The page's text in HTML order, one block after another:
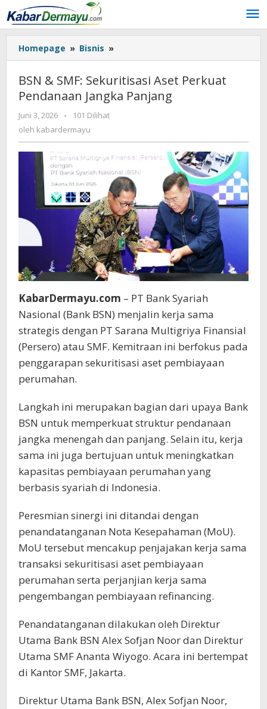
Lewati
ke
konten
Homepage » Bisnis »
&
Sekuritisasi
Aset
BSN & SMF: Sekuritisasi Aset Perkuat
Pendanaan Jangka Panjang
Juni 3, 2026
oleh
kabardermayu
-
101 Dilihat
oleh kabardermayu
KabarDermayu.com – PT Bank Syariah
Nasional (Bank BSN) menjalin kerja sama
strategis dengan PT Sarana Multigriya Finansial
(Persero) atau SMF. Kemitraan ini berfokus pada
penggarapan sekuritisasi aset pembiayaan
perumahan.
Langkah ini merupakan bagian dari upaya Bank
BSN untuk memperkuat struktur pendanaan
jangka menengah dan panjang. Selain itu, kerja
sama ini juga bertujuan untuk meningkatkan
kapasitas pembiayaan perumahan yang
berbasis syariah di Indonesia.
Peresmian sinergi ini ditandai dengan
penandatanganan Nota Kesepahaman (MoU).
MoU tersebut mencakup penjajakan kerja sama
transaksi sekuritisasi aset pembiayaan
perumahan serta perjanjian kerja sama
pengembangan pembiayaan refinancing.
Penandatanganan dilakukan oleh Direktur
Utama Bank BSN Alex Sofjan Noor dan Direktur
Utama SMF Ananta Wiyogo. Acara ini bertempat
di Kantor SMF, Jakarta.
Direktur Utama Bank BSN, Alex Sofjan Noor,